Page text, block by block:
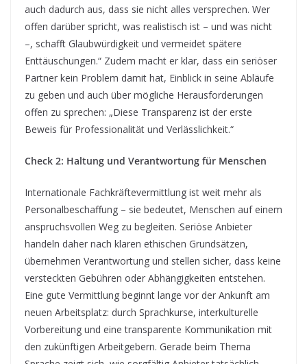
auch dadurch aus, dass sie nicht alles versprechen. Wer
offen darüber spricht, was realistisch ist – und was nicht
–, schafft Glaubwürdigkeit und vermeidet spätere
Enttäuschungen.“ Zudem macht er klar, dass ein seriöser
Partner kein Problem damit hat, Einblick in seine Abläufe
zu geben und auch über mögliche Herausforderungen
offen zu sprechen: „Diese Transparenz ist der erste
Beweis für Professionalität und Verlässlichkeit.“
Check 2: Haltung und Verantwortung für Menschen
Internationale Fachkräftevermittlung ist weit mehr als
Personalbeschaffung – sie bedeutet, Menschen auf einem
anspruchsvollen Weg zu begleiten. Seriöse Anbieter
handeln daher nach klaren ethischen Grundsätzen,
übernehmen Verantwortung und stellen sicher, dass keine
versteckten Gebühren oder Abhängigkeiten entstehen.
Eine gute Vermittlung beginnt lange vor der Ankunft am
neuen Arbeitsplatz: durch Sprachkurse, interkulturelle
Vorbereitung und eine transparente Kommunikation mit
den zukünftigen Arbeitgebern. Gerade beim Thema